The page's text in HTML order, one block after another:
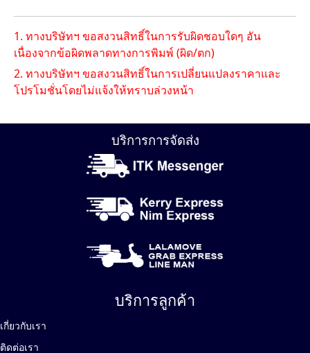
1. ทางบริษัทฯ ขอสงวนสิทธิ์ในการรับผิดชอบใดๆ อัน
เนื่องจากข้อผิดพลาดทางการพิมพ์ (ผิด/ตก)
2. ทางบริษัทฯ ขอสงวนสิทธิ์ในการเปลี่ยนแปลงราคาและ
โปรโมชั่นโดยไม่แจ้งให้ทราบล่วงหน้า
บริการการจัดส่ง
บริการลูกค้า
เกี่ยวกับเรา
ติดต่อเรา